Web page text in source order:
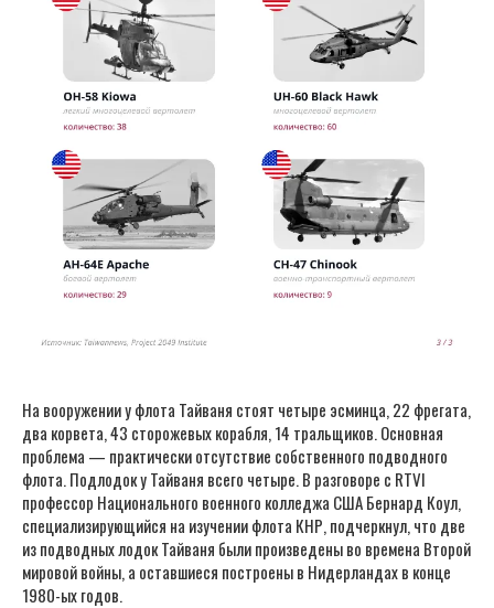
На вооружении у флота Тайваня стоят четыре эсминца, 22 фрегата,
два корвета, 43 сторожевых корабля, 14 тральщиков. Основная
проблема — практически отсутствие собственного подводного
флота. Подлодок у Тайваня всего четыре. В разговоре с RTVI
профессор Национального военного колледжа США Бернард Коул,
специализирующийся на изучении флота КНР, подчеркнул, что две
из подводных лодок Тайваня были произведены во времена Второй
мировой войны, а оставшиеся построены в Нидерландах в конце
1980-ых годов.